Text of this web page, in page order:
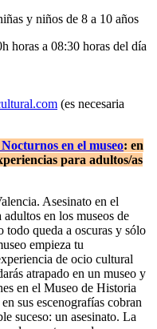
y niños de 8 a 10 años
a 08:30 horas del día
(es necesaria
en el museo: en
para adultos/as
Asesinato en el
en los museos de
todo queda a oscuras y sólo
empieza tu
de ocio cultural
atrapado en un museo y
en el Museo de Historia
sus escenografías cobran
suceso: un asesinato. La